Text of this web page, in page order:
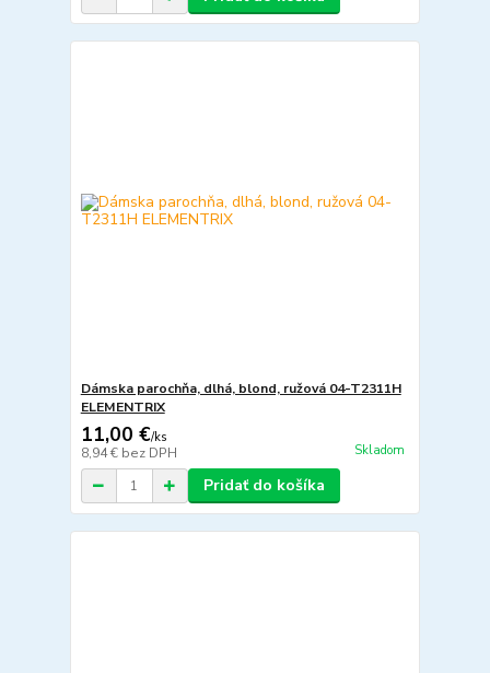
Dámska parochňa, dlhá, blond, ružová 04-T2311H
ELEMENTRIX
11,00 €/ks
8,94 € bez DPH Skladom
Pridať do košíka